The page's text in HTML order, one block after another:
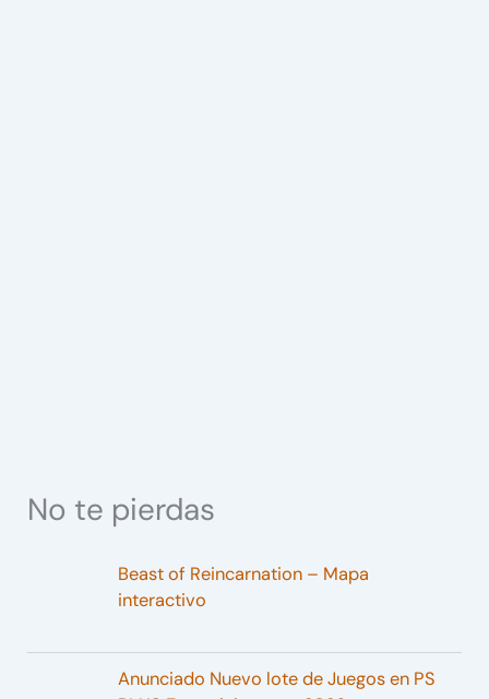
No te pierdas
Beast of Reincarnation – Mapa
interactivo
Anunciado Nuevo lote de Juegos en PS